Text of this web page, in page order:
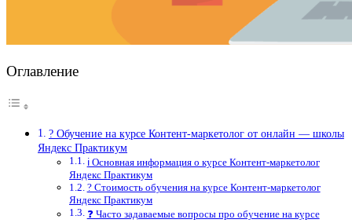
Оглавление
? Обучение на курсе Контент-маркетолог от онлайн — школы
Яндекс Практикум
ℹ️ Основная информация о курсе Контент-маркетолог
Яндекс Практикум
? Стоимость обучения на курсе Контент-маркетолог
Яндекс Практикум
❓ Часто задаваемые вопросы про обучение на курсе